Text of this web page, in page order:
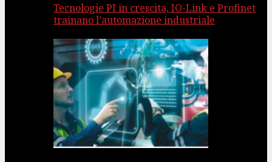
Tecnologie PI in crescita, IO-Link e Profinet
trainano l’automazione industriale